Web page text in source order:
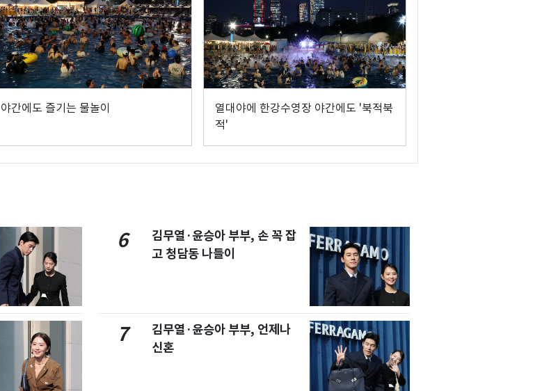
야간에도 즐기는 물놀이
열대야에 한강수영장 야간에도 '북적북
적'
6
김무열·윤승아 부부, 손 꼭 잡
고 청담동 나들이
7
김무열·윤승아 부부, 언제나
신혼